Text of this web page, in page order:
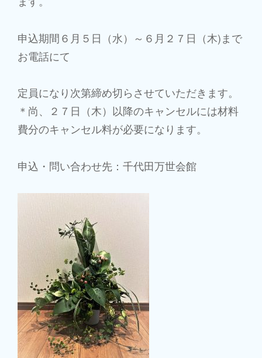
申込期間６月５日（水）～６月２７日（木)まで
お電話にて
定員になり次第締め切らさせていただきます。
＊尚、２７日（木）以降のキャンセルには材料
費分のキャンセル料が必要になります。
申込・問い合わせ先：千代田万世会館